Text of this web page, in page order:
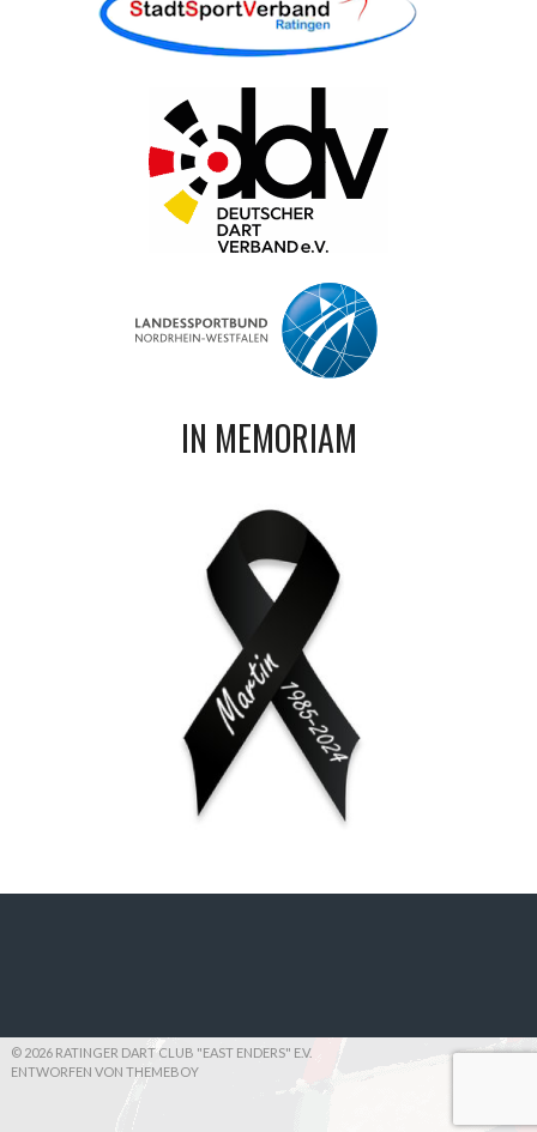
IN MEMORIAM
© 2026 RATINGER DART CLUB "EAST ENDERS" E.V.
ENTWORFEN VON THEMEBOY